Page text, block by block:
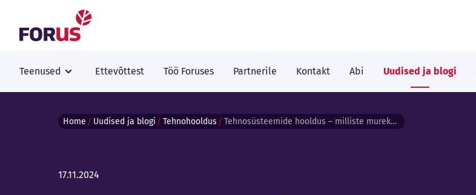
Teenused Ettevõttest Töö Foruses Partnerile Kontakt Abi Uudised ja blogi
Home Uudised ja blogi Tehnohooldus Tehnosüsteemide hooldus – milliste murekohtadega puutuvad hoolduspartnerid igapäevaselt kõige enam kokku?
17.11.2024